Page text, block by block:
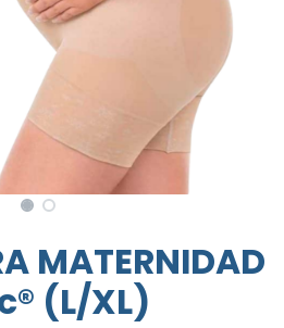
MATERNIDAD
(L/XL)